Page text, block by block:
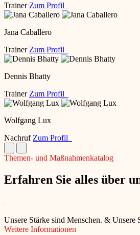
Trainer Zum Profil
Jana Caballero
Trainer Zum Profil
Dennis Bhatty
Trainer Zum Profil
Wolfgang Lux
Nachruf Zum Profil
Themen- und Maßnahmenkatalog
Erfahren Sie alles über
Unsere Stärke sind Menschen. & Unsere
Weitere Informationen